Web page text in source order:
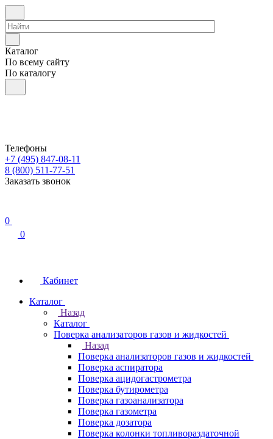
Каталог
По всему сайту
По каталогу
Телефоны
+7 (495) 847-08-11
8 (800) 511-77-51
Заказать звонок
0
0
Кабинет
Каталог
Назад
Каталог
Поверка анализаторов газов и жидкостей
Назад
Поверка анализаторов газов и жидкостей
Поверка аспиратора
Поверка ацидогастрометра
Поверка бутирометра
Поверка газоанализатора
Поверка газометра
Поверка дозатора
Поверка колонки топливораздаточной